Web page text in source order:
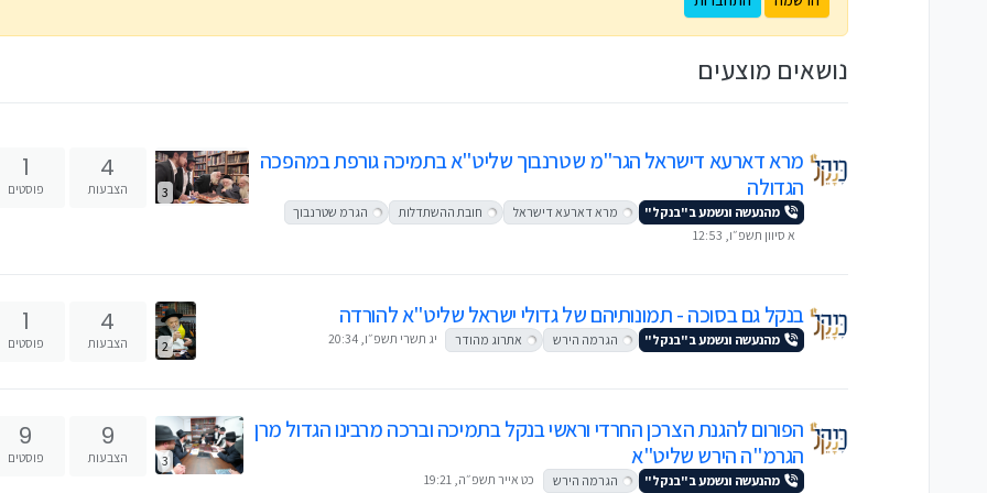
נושאים מוצעים
מרא דארעא דישראל הגר"מ שטרנבוך שליט"א בתמיכה גורפת במהפכה
הגדולה
מהנעשה ונשמע ב"בנקל" מרא דארעא דישראל חובת ההשתדלות
הגרמ שטרנבוך
א סיוון תשפ״ו, 12:53
3
4
הצבעות
1
פוסטים
בנקל גם בסוכה - תמונותיהם של גדולי ישראל שליט"א להורדה
מהנעשה ונשמע ב"בנקל" הגרמה הירש אתרוג מהודר יג תשרי תשפ״ו, 20:34 2
4
הצבעות
1
פוסטים
הפורום להגנת הצרכן החרדי וראשי בנקל בתמיכה וברכה מרבינו הגדול מרן
הגרמ"ה הירש שליט"א
מהנעשה ונשמע ב"בנקל" הגרמה הירש כט אייר תשפ״ה, 19:21
3
9
הצבעות
9
פוסטים